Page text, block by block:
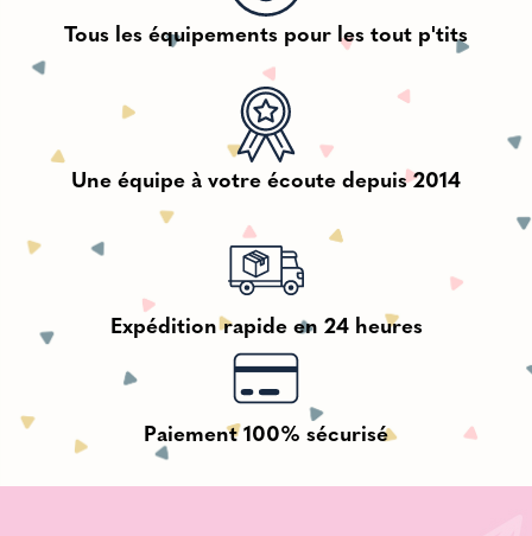
Tous les équipements pour les tout p'tits
Une équipe à votre écoute depuis 2014
Expédition rapide en 24 heures
Paiement 100% sécurisé